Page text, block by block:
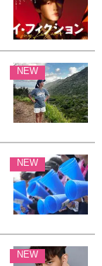
NEW
NEW
NEW